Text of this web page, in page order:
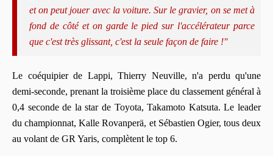
et on peut jouer avec la voiture. Sur le gravier, on se met à
fond de côté et on garde le pied sur l'accélérateur parce
que c'est très glissant, c'est la seule façon de faire !"
Le coéquipier de Lappi, Thierry Neuville, n'a perdu qu'une
demi-seconde, prenant la troisième place du classement général à
0,4 seconde de la star de Toyota, Takamoto Katsuta. Le leader
du championnat, Kalle Rovanperä, et Sébastien Ogier, tous deux
au volant de GR Yaris, complètent le top 6.